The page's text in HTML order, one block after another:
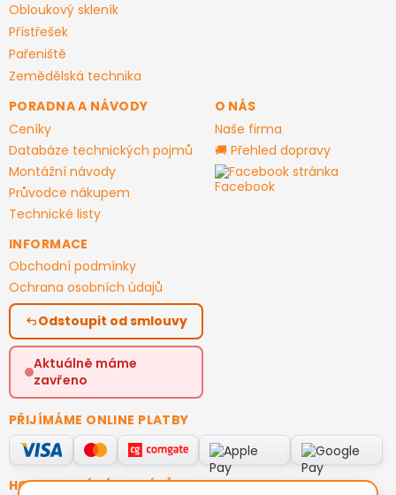
Obloukový skleník
Přístřešek
Pařeniště
Zemědělská technika
PORADNA A NÁVODY
Ceníky
Databáze technických pojmů
Montážní návody
Průvodce nákupem
Technické listy
O NÁS
Naše firma
🚚 Přehled dopravy
Facebook stránka
INFORMACE
Obchodní podmínky
Ochrana osobních údajů
Odstoupit od smlouvy
Aktuálně máme
zavřeno
PŘIJÍMÁME ONLINE PLATBY
HODNOCENÍ ZÁKAZNÍKŮ